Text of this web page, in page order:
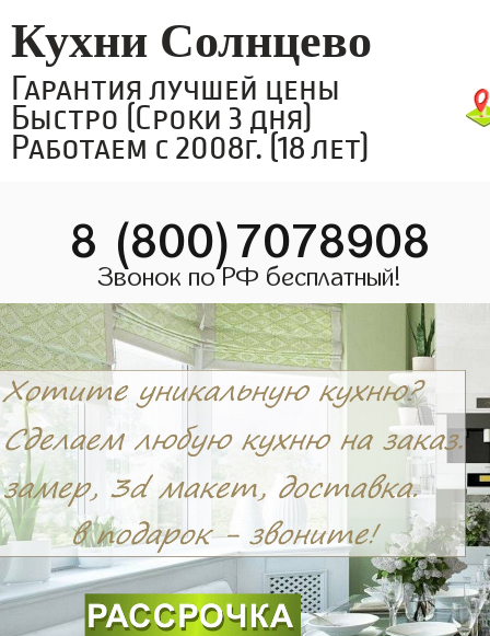
Кухни Солнцево
Гарантия лучшей цены
Быстро (Сроки 3 дня)
Работаем с 2008г. (18 лет)
8 (800)7078908
Звонок по РФ бесплатный!